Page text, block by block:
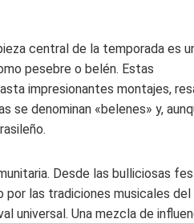
central de la temporada es
pesebre o belén. Estas
impresionantes montajes,
se denominan «belenes» y,
Desde las bulliciosas
las tradiciones musicales del
universal. Una mezcla de